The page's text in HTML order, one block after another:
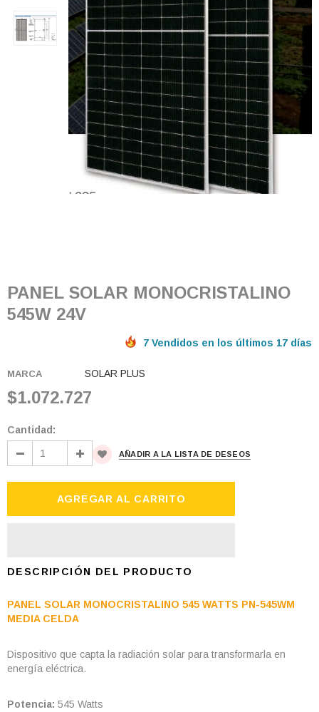
PANEL SOLAR MONOCRISTALINO
545W 24V
7 Vendidos en los últimos 17 días
MARCA SOLAR PLUS
$1.072.727
Cantidad:
AÑADIR A LA LISTA DE DESEOS
DESCRIPCIÓN DEL PRODUCTO
PANEL SOLAR MONOCRISTALINO 545 WATTS PN-545WM
MEDIA CELDA
Dispositivo que capta la radiación solar para transformarla en
energía eléctrica.
Potencia: 545 Watts